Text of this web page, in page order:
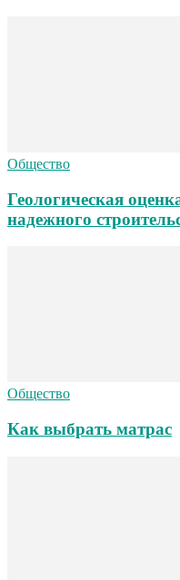
Общество
Геологическая
надежного
Общество
Как выбрать матрас